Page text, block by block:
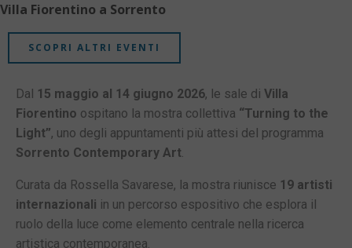
Villa Fiorentino a Sorrento
SCOPRI ALTRI EVENTI
Dal 15 maggio al 14 giugno 2026, le sale di Villa
Fiorentino ospitano la mostra collettiva “Turning to the
Light”, uno degli appuntamenti più attesi del programma
Sorrento Contemporary Art.
Curata da Rossella Savarese, la mostra riunisce 19 artisti
internazionali in un percorso espositivo che esplora il
ruolo della luce come elemento centrale nella ricerca
artistica contemporanea.